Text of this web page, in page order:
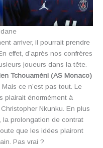
arriver, il pourrait prendre
effet, d’après nos confrères
joueurs dans la tête.
Tchouaméni (AS Monaco)
Mais ce n’est pas tout. Le
plairait énormément à
Nkunku. En plus
la prolongation de contrat
que les idées plairont
Pas vrai ?